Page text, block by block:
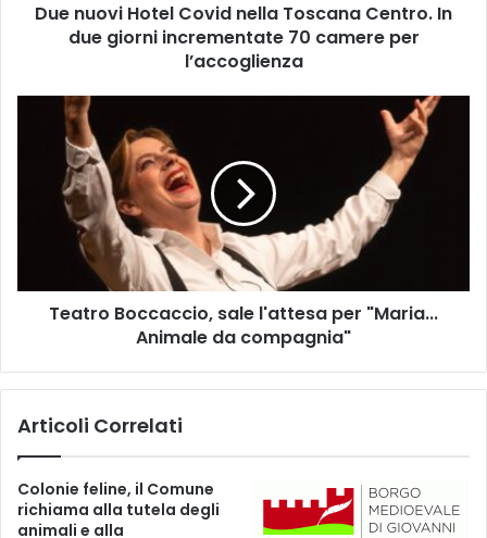
s
a
C
e
Due nuovi Hotel Covid nella Toscana Centro. In
due giorni incrementate 70 camere per
l’accoglienza
c
o
a
l
Teatro Boccaccio, sale l'attesa per "Maria...
Animale da compagnia"
Articoli Correlati
Colonie feline, il Comune
richiama alla tutela degli
animali e alla